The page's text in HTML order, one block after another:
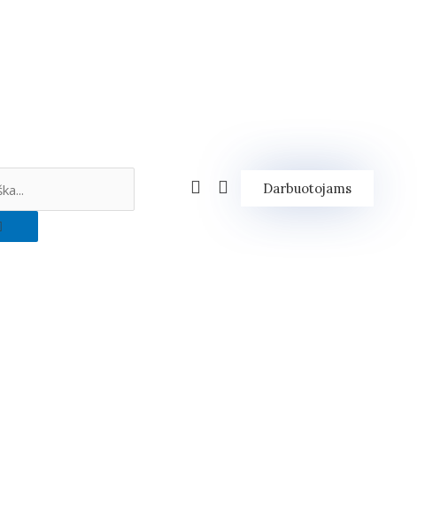
Darbuotojams